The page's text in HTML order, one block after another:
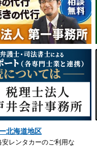
北海道地区
レンタカーのご利用な